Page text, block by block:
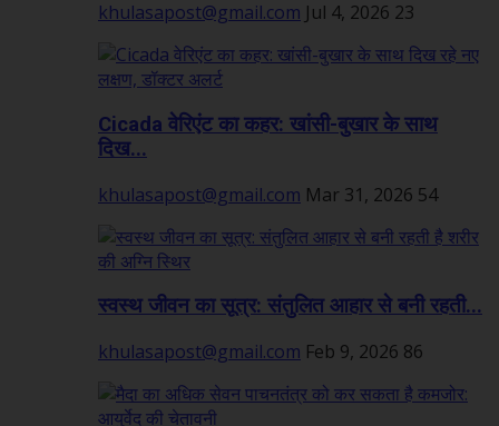
khulasapost@gmail.com Jul 4, 2026 23
Cicada वेरिएंट का कहर: खांसी-बुखार के साथ
दिख...
khulasapost@gmail.com Mar 31, 2026 54
स्वस्थ जीवन का सूत्र: संतुलित आहार से बनी रहती...
khulasapost@gmail.com Feb 9, 2026 86